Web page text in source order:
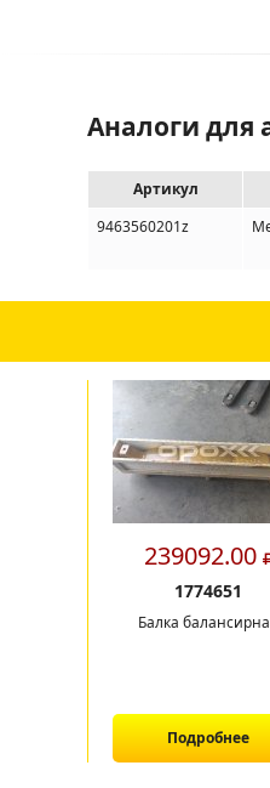
Аналоги для
Артикул
9463560201z
239092.00
1774651
Балка
Подробнее